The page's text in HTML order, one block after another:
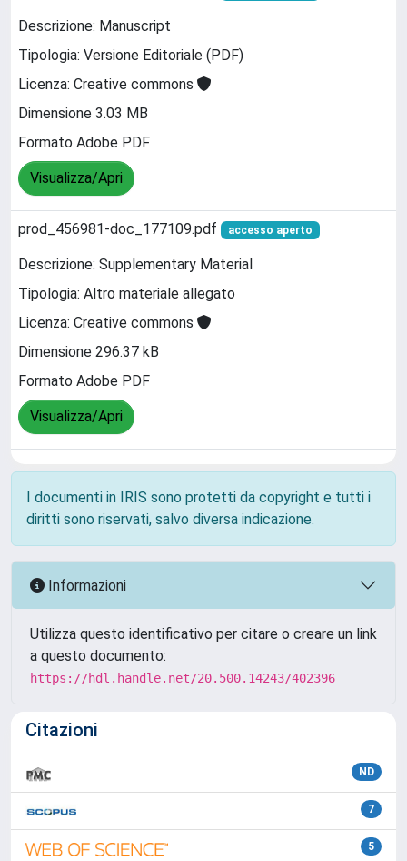
Descrizione: Manuscript
Tipologia: Versione Editoriale (PDF)
Licenza: Creative commons
Dimensione 3.03 MB
Formato Adobe PDF
Visualizza/Apri
prod_456981-doc_177109.pdf accesso aperto
Descrizione: Supplementary Material
Tipologia: Altro materiale allegato
Licenza: Creative commons
Dimensione 296.37 kB
Formato Adobe PDF
Visualizza/Apri
I documenti in IRIS sono protetti da copyright e tutti i
diritti sono riservati, salvo diversa indicazione.
Informazioni
Utilizza questo identificativo per citare o creare un link
a questo documento:
https://hdl.handle.net/20.500.14243/402396
Citazioni
ND
7
5